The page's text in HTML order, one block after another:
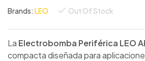
Brands: LEO Out Of Stock
La Electrobomba Periférica LEO
compacta diseñada para